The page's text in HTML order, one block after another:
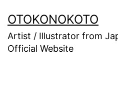
OTOKONOKOTO
Artist / Illustrator from
Official Website